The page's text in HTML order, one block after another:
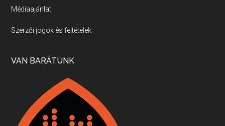
Villány, kékfrankos, Jackfall
Apr 17, 2026 • 00:35:38
Boston, teadélután, bab és homár
Apr 9, 2026 • 00:37:17
Médiaajánlat
Szerzői jogok és feltételek
VAN BARÁTUNK